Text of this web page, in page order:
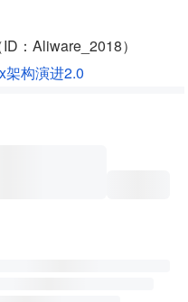
：Aliware_2018）
架构演进2.0